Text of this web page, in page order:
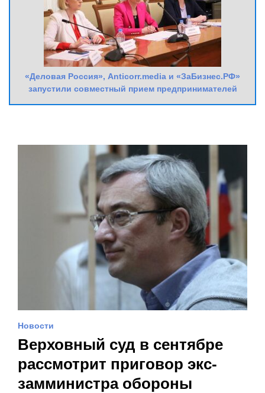
«Деловая Россия», Anticorr.media и «ЗаБизнес.РФ»
запустили совместный прием предпринимателей
Новости
Верховный суд в сентябре
рассмотрит приговор экс-
замминистра обороны